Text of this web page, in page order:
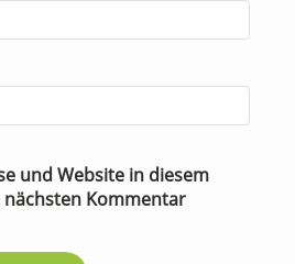
und Website in diesem
Kommentar